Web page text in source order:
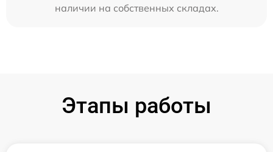
наличии на собственных складах.
Этапы работы